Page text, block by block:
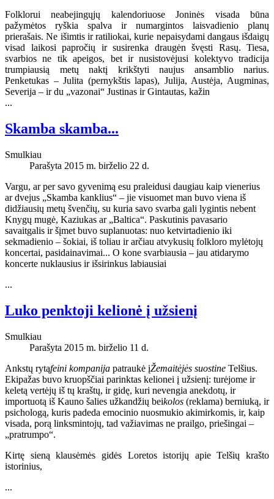
Folklorui neabejingųjų kalendoriuose Joninės visada būna
pažymėtos ryškia spalva ir numargintos laisvadienio planų
prierašais. Ne išimtis ir ratiliokai, kurie nepaisydami dangaus išdaigų
visad laikosi papročių ir susirenka draugėn švęsti Rasų. Tiesa,
svarbios ne tik apeigos, bet ir nusistovėjusi kolektyvo tradicija
trumpiausią metų naktį krikštyti naujus ansamblio narius.
Penketukas – Julita (pernykštis lapas), Julija, Austėja, Augminas,
Severija – ir du „vazonai“ Justinas ir Gintautas, kažin
...
Skamba skamba...
Smulkiau
Parašyta 2015 m. birželio 22 d.
Vargu, ar per savo gyvenimą esu praleidusi daugiau kaip vienerius
ar dvejus „Skamba kanklius“ – jie visuomet man buvo viena iš
didžiausių metų švenčių, su kuria savo svarba gali lygintis nebent
Knygų mugė, Kaziukas ar „Baltica“. Paskutinis pavasario
savaitgalis ir šįmet buvo suplanuotas: nuo ketvirtadienio iki
sekmadienio – šokiai, iš toliau ir arčiau atvykusių folkloro mylėtojų
koncertai, pasidainavimai... O kone svarbiausia – jau atidarymo
koncerte nuklausius ir išsirinkus labiausiai
...
Luko penktoji kelionė į užsienį
Smulkiau
Parašyta 2015 m. birželio 11 d.
Ankstų rytąfeini kompanija patraukė įŽemaitėjės suostine Telšius.
Ekipažas buvo kruopščiai parinktas kelionei į užsienį: turėjome ir
keletą vertėjų iš tų kraštų, ir gidę, kuri nevengia anekdotų, ir
importuotą iš Kauno šalies užkandžių beikolos (reklama) berniuką, ir
psichologą, kuris padeda emocinio nuosmukio akimirkomis, ir, kaip
visada, porą linksmintojų, tad važiavimas ne prailgo, priešingai –
„pratrumpo“.
Kirtę sieną klausėmės gidės Loretos istorijų apie Telšių krašto
istorinius,
...